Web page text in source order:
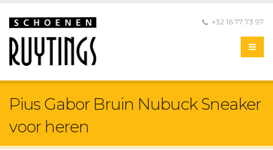
+32 16 77 73 97
Pius Gabor Bruin Nubuck Sneaker
voor heren